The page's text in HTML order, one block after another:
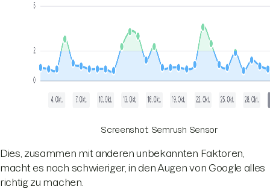
Screenshot: Semrush Sensor
Dies, zusammen mit anderen unbekannten Faktoren,
macht es noch schwieriger, in den Augen von Google alles
richtig zu machen.